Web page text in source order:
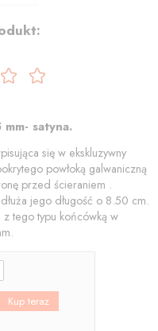
satyna.
się w ekskluzywny
powłoką galwaniczną
przed ścieraniem .
jego długość o 8.50 cm.
z tego typu końcówką w